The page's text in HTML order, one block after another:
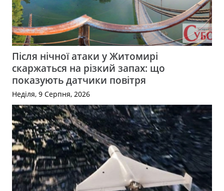
Після нічної атаки у Житомирі
скаржаться на різкий запах: що
показують датчики повітря
Неділя, 9 Серпня, 2026